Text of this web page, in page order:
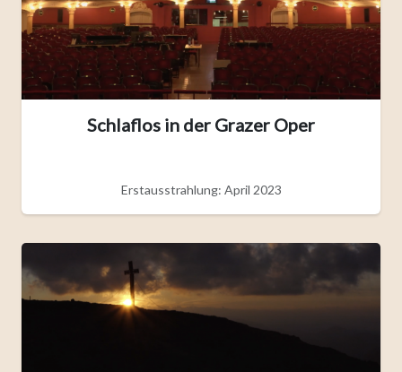
Schlaflos in der Grazer Oper
Erstausstrahlung: April 2023